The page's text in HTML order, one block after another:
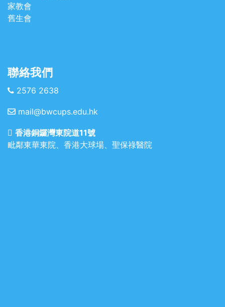
家教會
舊生會
聯絡我們
2576 2638
mail@bwcups.edu.hk
香港銅鑼灣東院道11號
毗鄰東華東院、香港大球場、聖保祿醫院